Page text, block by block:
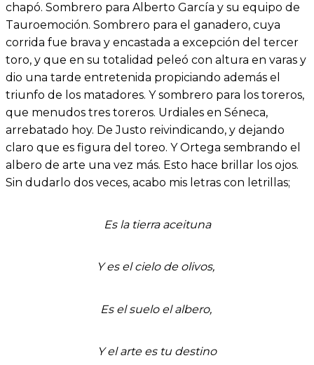
chapó. Sombrero para Alberto García y su equipo de
Tauroemoción. Sombrero para el ganadero, cuya
corrida fue brava y encastada a excepción del tercer
toro, y que en su totalidad peleó con altura en varas y
dio una tarde entretenida propiciando además el
triunfo de los matadores. Y sombrero para los toreros,
que menudos tres toreros. Urdiales en Séneca,
arrebatado hoy. De Justo reivindicando, y dejando
claro que es figura del toreo. Y Ortega sembrando el
albero de arte una vez más. Esto hace brillar los ojos.
Sin dudarlo dos veces, acabo mis letras con letrillas;
Es la tierra aceituna
Y es el cielo de olivos,
Es el suelo el albero,
Y el arte es tu destino